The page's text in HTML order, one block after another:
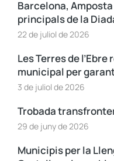
Barcelona,
principals de la
22 de juliol de 2026
Les Terres de
municipal per
3 de juliol de 2026
Trobada
29 de juny de 2026
Municipis per la